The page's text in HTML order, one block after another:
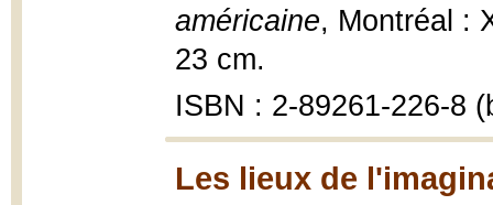
américaine, Montréal :
23 cm.
ISBN : 2-89261-226-8
Les lieux de